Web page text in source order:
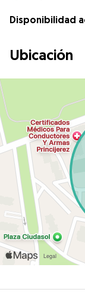
Disponibilidad
Ubicación